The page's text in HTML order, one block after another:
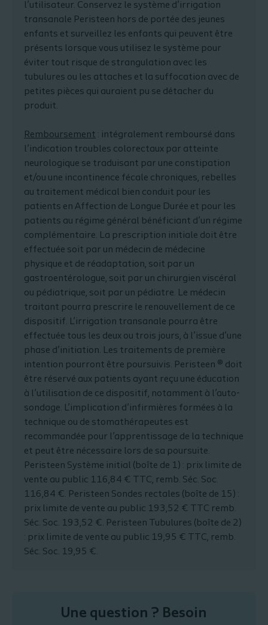
l’utilisateur. Conservez le système d’irrigation
transanale Peristeen hors de portée des jeunes
enfants et surveillez les enfants qui peuvent être
présents lorsque vous utilisez le système pour
éviter tout risque de strangulation avec les
tubulures ou les attaches et la suffocation avec de
petites pièces qui auraient pu se détacher du
produit.
Remboursement : intégralement remboursé dans
l’indication troubles colorectaux par atteinte
neurologique se traduisant par une constipation
et/ou une incontinence fécale chroniques, rebelles
au traitement médical bien conduit pour les
patients en Affection de Longue Durée et pour les
patients au régime général bénéficiant d’un régime
complémentaire. La prescription initiale doit être
effectuée soit par un médecin de médecine
physique et de réadaptation, soit par un
gastroentérologue, soit par un chirurgien viscéral
ou pédiatrique, soit par un pédiatre. Le médecin
traitant pourra prescrire le renouvellement de ce
dispositif. L’irrigation transanale pourra être
effectuée tous les deux ou trois jours, à l’issue d’une
phase d’initiation. Les traitements de première
intention pourront être poursuivis. Peristeen ® doit
être réservé aux patients ayant reçu une éducation
à l’utilisation de ce dispositif, notamment à l’auto-
sondage. L’implication d’infirmières formées à la
technique ou de stomathérapeutes est
recommandée pour l’apprentissage de la technique
et peut être nécessaire lors de sa poursuite.
Peristeen Système initial (boîte de 1) : prix limite de
vente au public 116,84 € TTC, remb. Séc. Soc.
116,84 €. Peristeen Sondes rectales (boîte de 15) :
prix limite de vente au public 193,52 € TTC remb.
Séc. Soc. 193,52 €. Peristeen Tubulures (boîte de 2)
: prix limite de vente au public 19,95 € TTC, remb.
Séc. Soc. 19,95 €.
Une question ? Besoin